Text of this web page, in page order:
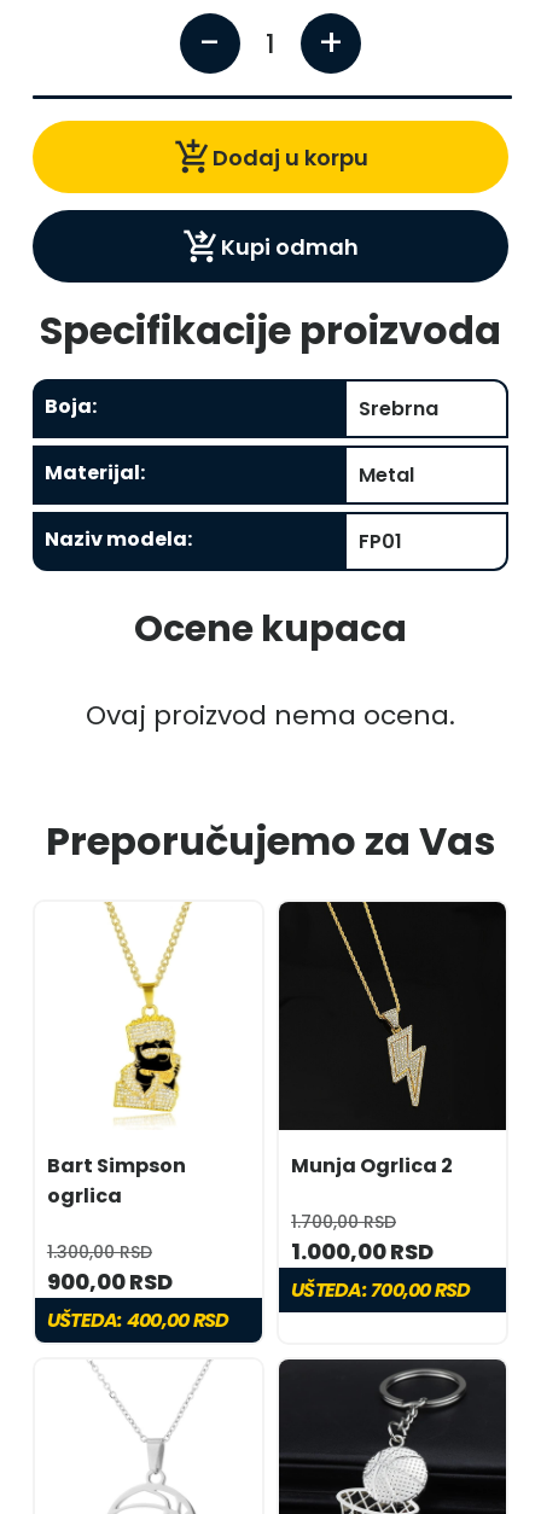
- 1 +
add_shopping_cart Dodaj u korpu
shopping_cart_checkout Kupi odmah
Specifikacije proizvoda
Boja: Srebrna
Materijal: Metal
Naziv modela: FP01
Ocene kupaca
Ovaj proizvod nema ocena.
Preporučujemo za Vas
Bart Simpson
ogrlica
1.300,00 RSD
900,00 RSD
UŠTEDA:400,00 RSD
Munja Ogrlica 2
1.700,00 RSD
1.000,00 RSD
UŠTEDA:700,00 RSD